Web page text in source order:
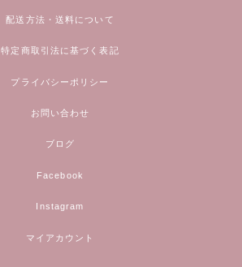
配送方法・送料について
特定商取引法に基づく表記
プライバシーポリシー
お問い合わせ
ブログ
Facebook
Instagram
マイアカウント